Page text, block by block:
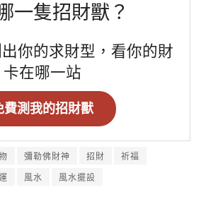
一隻招財獸？
你的求財型，看你的財
卡在哪一站
費測我的招財獸
彌勒佛財神 招財
祈福
風水 風水擺設